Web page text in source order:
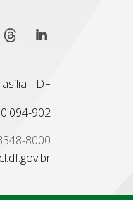
- DF
902
8000